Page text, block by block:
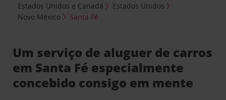
Estados Unidos e Canadá
Estados Unidos
Novo México
Santa Fé
Um serviço de aluguer de carros
em Santa Fé especialmente
concebido consigo em mente